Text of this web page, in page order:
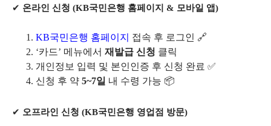
✔ 온라인 신청 (KB국민은행 홈페이지 & 모바일 앱)
KB국민은행 홈페이지
접속 후 로그인 🔗
‘카드’ 메뉴에서 재발급 신청 클릭
개인정보 입력 및 본인인증 후 신청 완료 ✅
신청 후 약 5~7일 내 수령 가능 📦
✔ 오프라인 신청 (KB국민은행 영업점 방문)